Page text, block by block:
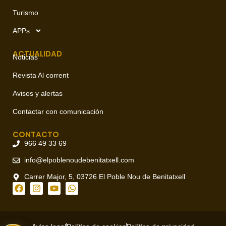
Turismo
APPs
ACTUALIDAD
Noticias
Revista Al corrent
Avisos y alertas
Contactar con comunicación
CONTACTO
966 49 33 69
info@elpoblenoudebenitatxell.com
Carrer Major, 5, 03726 El Poble Nou de Benitatxell